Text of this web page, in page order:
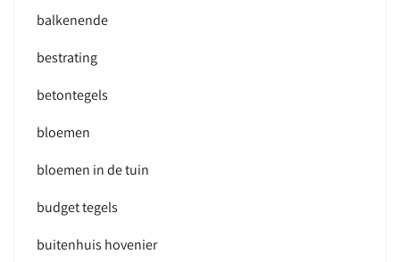
balkenende
bestrating
betontegels
bloemen
bloemen in de tuin
budget tegels
buitenhuis hovenier